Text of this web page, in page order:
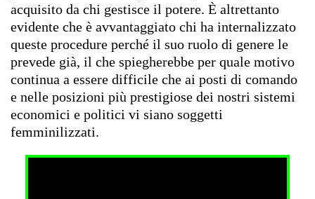
acquisito da chi gestisce il potere. È altrettanto
evidente che è avvantaggiato chi ha internalizzato
queste procedure perché il suo ruolo di genere le
prevede già, il che spiegherebbe per quale motivo
continua a essere difficile che ai posti di comando
e nelle posizioni più prestigiose dei nostri sistemi
economici e politici vi siano soggetti
femminilizzati.